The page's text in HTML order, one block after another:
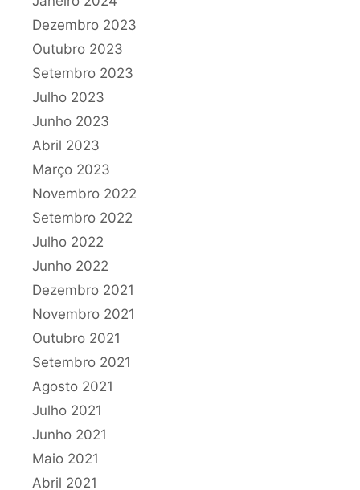
Dezembro 2023
Outubro 2023
Setembro 2023
Julho 2023
Junho 2023
Abril 2023
Março 2023
Novembro 2022
Setembro 2022
Julho 2022
Junho 2022
Dezembro 2021
Novembro 2021
Outubro 2021
Setembro 2021
Agosto 2021
Julho 2021
Junho 2021
Maio 2021
Abril 2021